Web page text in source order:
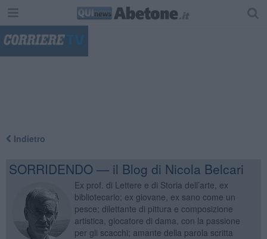
Indietro
SORRIDENDO — il Blog di Nicola Belcari
Ex prof. di Lettere e di Storia dell’arte, ex
bibliotecario; ex giovane, ex sano come un
pesce; dilettante di pittura e composizione
artistica, giocatore di dama, con la passione
per gli scacchi; amante della parola scritta